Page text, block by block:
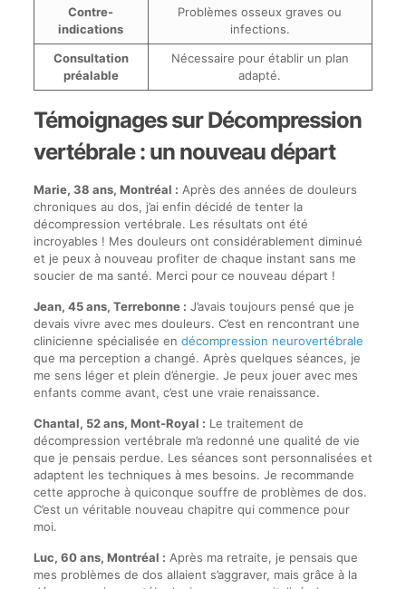
Contre-
indications
Problèmes osseux graves ou
infections.
Consultation
préalable
Nécessaire pour établir un plan
adapté.
Témoignages sur Décompression
vertébrale : un nouveau départ
Marie, 38 ans, Montréal : Après des années de douleurs
chroniques au dos, j’ai enfin décidé de tenter la
décompression vertébrale. Les résultats ont été
incroyables ! Mes douleurs ont considérablement diminué
et je peux à nouveau profiter de chaque instant sans me
soucier de ma santé. Merci pour ce nouveau départ !
Jean, 45 ans, Terrebonne : J’avais toujours pensé que je
devais vivre avec mes douleurs. C’est en rencontrant une
clinicienne spécialisée en décompression neurovertébrale
que ma perception a changé. Après quelques séances, je
me sens léger et plein d’énergie. Je peux jouer avec mes
enfants comme avant, c’est une vraie renaissance.
Chantal, 52 ans, Mont-Royal : Le traitement de
décompression vertébrale m’a redonné une qualité de vie
que je pensais perdue. Les séances sont personnalisées et
adaptent les techniques à mes besoins. Je recommande
cette approche à quiconque souffre de problèmes de dos.
C’est un véritable nouveau chapitre qui commence pour
moi.
Luc, 60 ans, Montréal : Après ma retraite, je pensais que
mes problèmes de dos allaient s’aggraver, mais grâce à la